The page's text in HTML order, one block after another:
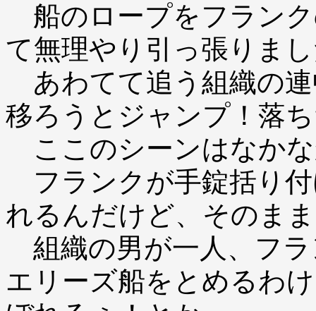
船のロープをフラン
て無理やり引っ張りま
あわてて追う組織の
移ろうとジャンプ！落
ここのシーンはなか
フランクが手錠括り
れるんだけど、そのま
組織の男が一人、フ
エリーズ船をとめるわ